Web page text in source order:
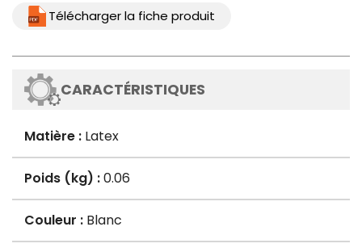
Télécharger la fiche produit
CARACTÉRISTIQUES
Matière : Latex
Poids (kg) :0.06
Couleur : Blanc